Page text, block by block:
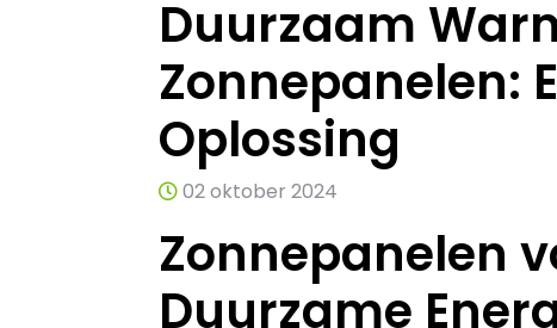
Duurzaam
Zonnepanelen:
Oplossing
02 oktober 2024
Zonnepanelen
Duurzame